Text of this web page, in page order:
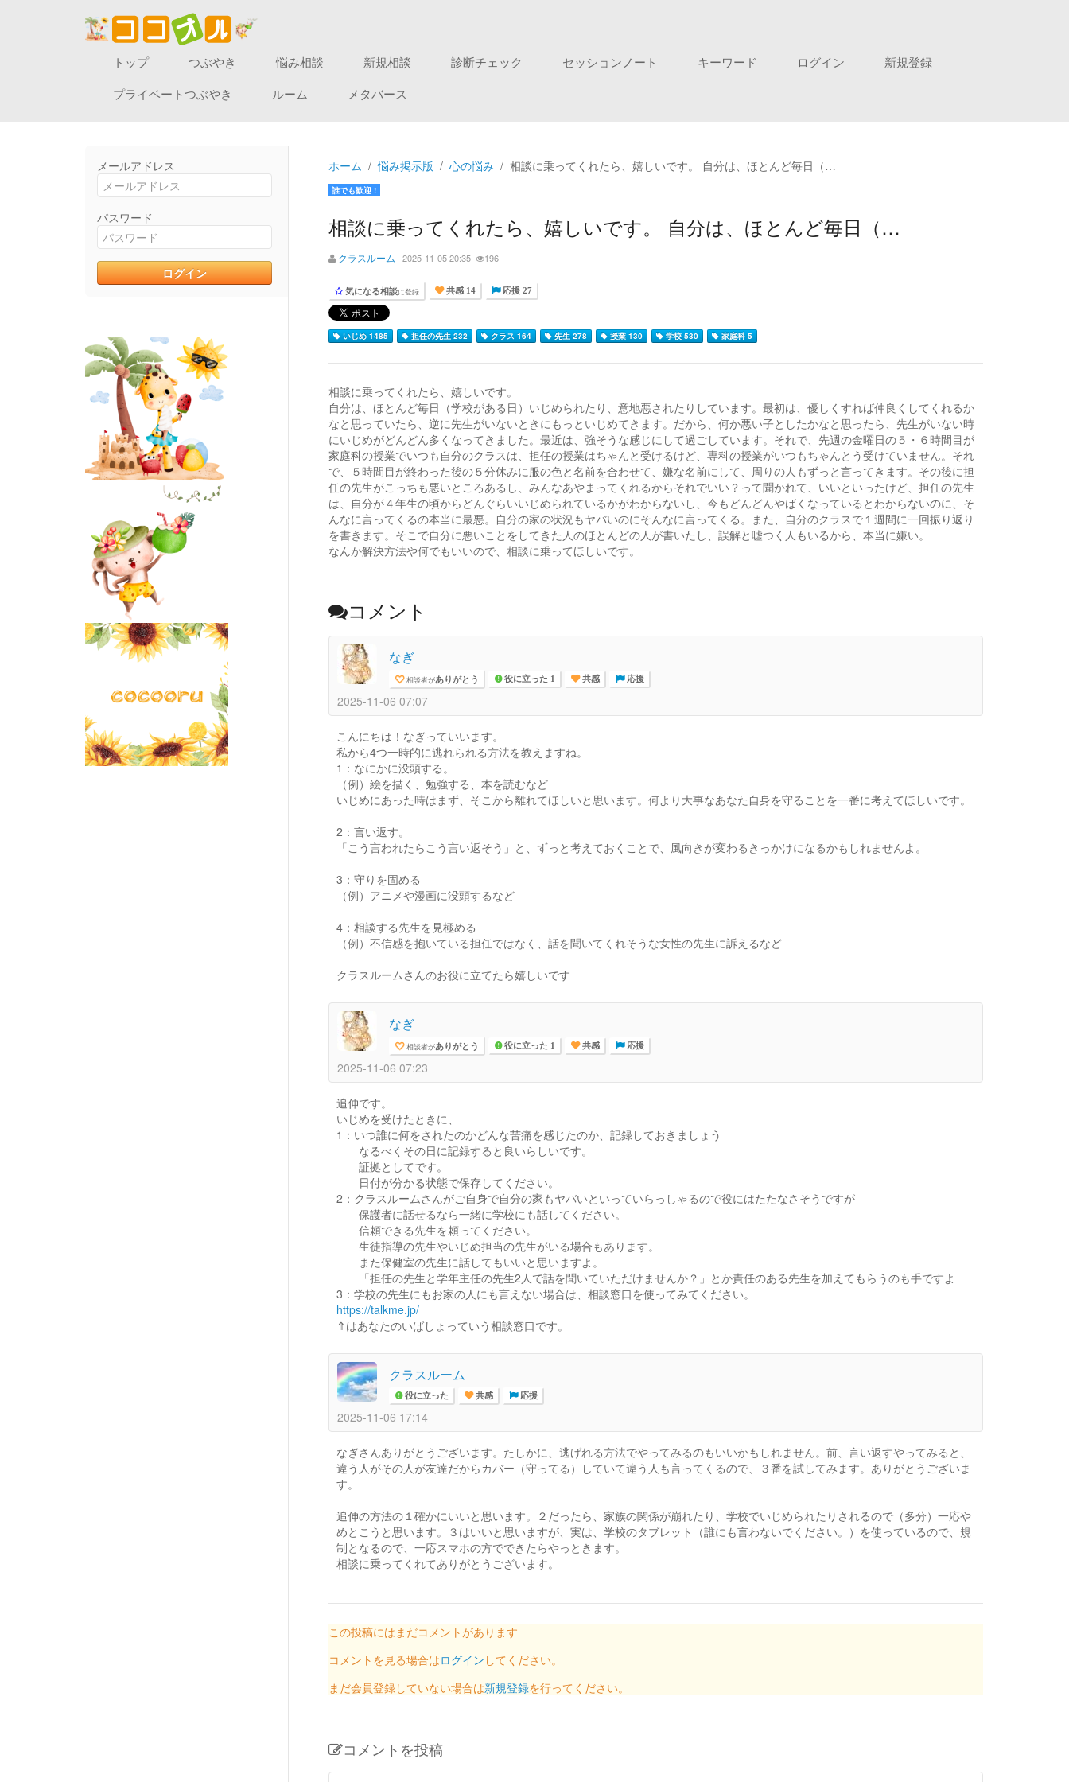
トップ つぶやき 悩み相談 新規相談 診断チェック セッションノート キーワード ログイン
新規登録
プライベートつぶやき
ルーム メタバース
メールアドレス
パスワード
ホーム 悩み掲示版 心の悩み 相談に乗ってくれたら、嬉しいです。 自分は、ほとんど毎日（…
誰でも歓迎 !
相談に乗ってくれたら、嬉しいです。 自分は、ほとんど毎日（…
クラスルーム 2025-11-05 20:35 196
気になる相談に登録 共感 14 応援 27
いじめ 1485 担任の先生 232 クラス 164 先生 278 授業 130 学校 530 家庭科 5
相談に乗ってくれたら、嬉しいです。
自分は、ほとんど毎日（学校がある日）いじめられたり、意地悪されたりしています。最初は、優しくすれば仲良くしてくれるか
なと思っていたら、逆に先生がいないときにもっといじめてきます。だから、何か悪い子としたかなと思ったら、先生がいない時
にいじめがどんどん多くなってきました。最近は、強そうな感じにして過ごしています。それで、先週の金曜日の５・６時間目が
家庭科の授業でいつも自分のクラスは、担任の授業はちゃんと受けるけど、専科の授業がいつもちゃんとう受けていません。それ
で、５時間目が終わった後の５分休みに服の色と名前を合わせて、嫌な名前にして、周りの人もずっと言ってきます。その後に担
任の先生がこっちも悪いところあるし、みんなあやまってくれるからそれでいい？って聞かれて、いいといったけど、担任の先生
は、自分が４年生の頃からどんぐらいいじめられているかがわからないし、今もどんどんやばくなっているとわからないのに、そ
んなに言ってくるの本当に最悪。自分の家の状況もヤバいのにそんなに言ってくる。また、自分のクラスで１週間に一回振り返り
を書きます。そこで自分に悪いことをしてきた人のほとんどの人が書いたし、誤解と嘘つく人もいるから、本当に嫌い。
なんか解決方法や何でもいいので、相談に乗ってほしいです。
コメント
なぎ
相談者がありがとう 役に立った 1 共感 応援
2025-11-06 07:07
こんにちは！なぎっていいます。
私から4つ一時的に逃れられる方法を教えますね。
1：なにかに没頭する。
（例）絵を描く、勉強する、本を読むなど
いじめにあった時はまず、そこから離れてほしいと思います。何より大事なあなた自身を守ることを一番に考えてほしいです。
2：言い返す。
「こう言われたらこう言い返そう」と、ずっと考えておくことで、風向きが変わるきっかけになるかもしれませんよ。
3：守りを固める
（例）アニメや漫画に没頭するなど
4：相談する先生を見極める
（例）不信感を抱いている担任ではなく、話を聞いてくれそうな女性の先生に訴えるなど
クラスルームさんのお役に立てたら嬉しいです
なぎ
相談者がありがとう 役に立った 1 共感 応援
2025-11-06 07:23
追伸です。
いじめを受けたときに、
1：いつ誰に何をされたのかどんな苦痛を感じたのか、記録しておきましょう
なるべくその日に記録すると良いらしいです。
証拠としてです。
日付が分かる状態で保存してください。
2：クラスルームさんがご自身で自分の家もヤバいといっていらっしゃるので役にはたたなさそうですが
保護者に話せるなら一緒に学校にも話してください。
信頼できる先生を頼ってください。
生徒指導の先生やいじめ担当の先生がいる場合もあります。
また保健室の先生に話してもいいと思いますよ。
「担任の先生と学年主任の先生2人で話を聞いていただけませんか？」とか責任のある先生を加えてもらうのも手ですよ
3：学校の先生にもお家の人にも言えない場合は、相談窓口を使ってみてください。
https://talkme.jp/
⇑はあなたのいばしょっていう相談窓口です。
クラスルーム
役に立った 共感 応援
2025-11-06 17:14
なぎさんありがとうございます。たしかに、逃げれる方法でやってみるのもいいかもしれません。前、言い返すやってみると、
違う人がその人が友達だからカバー（守ってる）していて違う人も言ってくるので、３番を試してみます。ありがとうございま
す。
追伸の方法の１確かにいいと思います。２だったら、家族の関係が崩れたり、学校でいじめられたりされるので（多分）一応や
めとこうと思います。３はいいと思いますが、実は、学校のタブレット（誰にも言わないでください。）を使っているので、規
制となるので、一応スマホの方でできたらやっときます。
相談に乗ってくれてありがとうございます。
この投稿にはまだコメントがあります
コメントを見る場合はログイン してください。
まだ会員登録していない場合は新規登録を行ってください。
コメントを投稿